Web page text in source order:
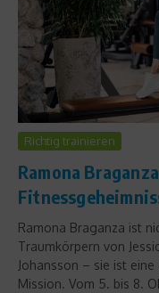
Richtig trainieren
Ramona
Ramona Braganza ist
Traumkörpern von
Johansson – sie ist
Mission. Vom 5. bis 8.